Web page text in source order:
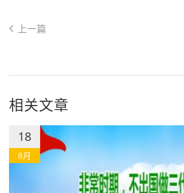
上一篇
相关文章
18
8月